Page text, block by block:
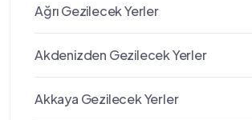
Ağrı Gezilecek Yerler
Akdenizden Gezilecek Yerler
Akkaya Gezilecek Yerler